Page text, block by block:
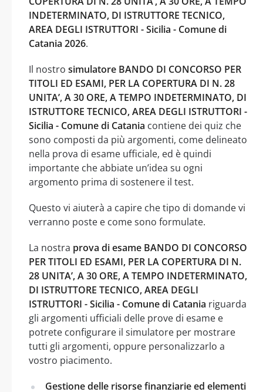
INDETERMINATO, DI ISTRUTTORE TECNICO,
AREA DEGLI ISTRUTTORI - Sicilia - Comune di
Catania 2026.
Il nostro simulatore BANDO DI CONCORSO PER
TITOLI ED ESAMI, PER LA COPERTURA DI N. 28
UNITA’, A 30 ORE, A TEMPO INDETERMINATO, DI
ISTRUTTORE TECNICO, AREA DEGLI ISTRUTTORI -
Sicilia - Comune di Catania contiene dei quiz che
sono composti da più argomenti, come delineato
nella prova di esame ufficiale, ed è quindi
importante che abbiate un’idea su ogni
argomento prima di sostenere il test.
Questo vi aiuterà a capire che tipo di domande vi
verranno poste e come sono formulate.
La nostra prova di esame BANDO DI CONCORSO
PER TITOLI ED ESAMI, PER LA COPERTURA DI N.
28 UNITA’, A 30 ORE, A TEMPO INDETERMINATO,
DI ISTRUTTORE TECNICO, AREA DEGLI
ISTRUTTORI - Sicilia - Comune di Catania riguarda
gli argomenti ufficiali delle prove di esame e
potrete configurare il simulatore per mostrare
tutti gli argomenti, oppure personalizzarlo a
vostro piacimento.
Gestione delle risorse finanziarie ed elementi